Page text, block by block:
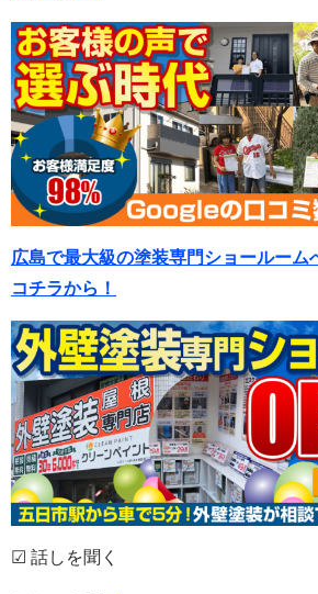
広島で最大級の塗装専門ショールーム
コチラから！
☑ 話しを聞く